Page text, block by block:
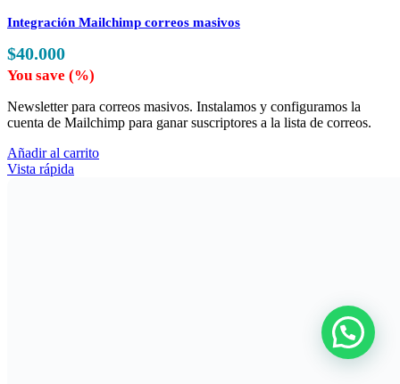
Integración Mailchimp correos masivos
$40.000
You save (%)
Newsletter para correos masivos. Instalamos y configuramos la
cuenta de Mailchimp para ganar suscriptores a la lista de correos.
Añadir al carrito
Vista rápida